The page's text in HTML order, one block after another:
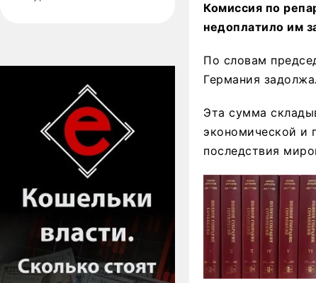
Комиссия по
недоплатило им
По словам
Германия
Эта сумма
экономической и
последствия